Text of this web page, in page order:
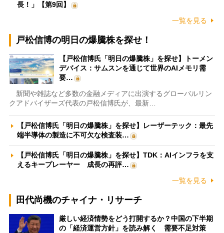
長！」【第9回】
一覧を見る
戸松信博の明日の爆騰株を探せ！
【戸松信博氏「明日の爆騰株」を探せ】トーメン
デバイス：サムスンを通じて世界のAIメモリ需
要…
新聞や雑誌など多数の金融メディアに出演するグローバルリン
クアドバイザーズ代表の戸松信博氏が、最新…
【戸松信博氏「明日の爆騰株」を探せ】レーザーテック：最先
端半導体の製造に不可欠な検査装…
【戸松信博氏「明日の爆騰株」を探せ】TDK：AIインフラを支
えるキープレーヤー 成長の再評…
一覧を見る
田代尚機のチャイナ・リサーチ
厳しい経済情勢をどう打開するか？中国の下半期
の「経済運営方針」を読み解く 需要不足対策